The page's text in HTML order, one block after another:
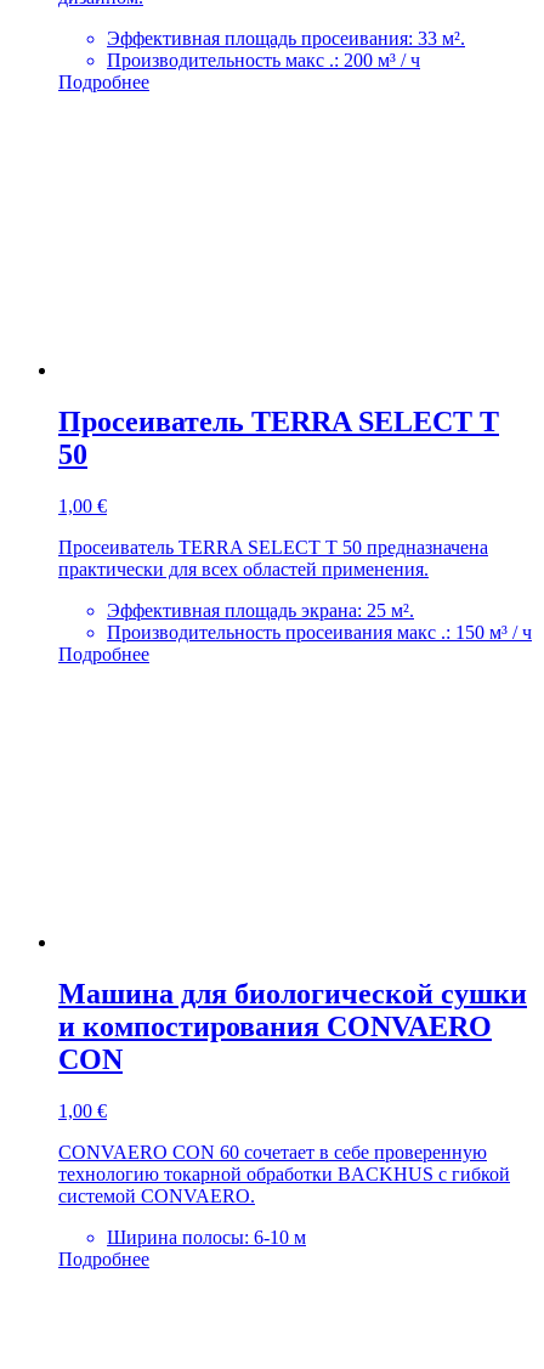
Эффективная площадь просеивания: 33 м².
Производительность макс .: 200 м³ / ч
Подробнее
Просеиватель TERRA SELECT T
50
1,00 €
Просеиватель TERRA SELECT T 50 предназначена
практически для всех областей применения.
Эффективная площадь экрана: 25 м².
Производительность просеивания макс .: 150 м³ / ч
Подробнее
Машина для биологической сушки
и компостирования CONVAERO
CON
1,00 €
CONVAERO CON 60 сочетает в себе проверенную
технологию токарной обработки BACKHUS с гибкой
системой CONVAERO.
Ширина полосы: 6-10 м
Подробнее